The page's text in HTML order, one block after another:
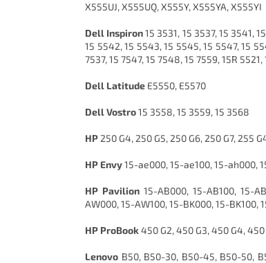
X555UJ, X555UQ, X555Y, X555YA, X555YI
Dell Inspiron15 3531, 15 3537, 15 3541,
15 5542, 15 5543, 15 5545, 15 5547, 15
7537, 15 7547, 15 7548, 15 7559, 15R 5521,
Dell Latitude E5550, E5570
Dell Vostro15 3558, 15 3559, 15 3568
HP 250 G4, 250 G5, 250 G6, 250 G7, 255
HP Envy15-ae000, 15-ae100, 15-ah000,
HP Pavilion 15-AB000, 15-AB100, 15-
AW000, 15-AW100, 15-BK000, 15-BK100,
HP ProBook450 G2, 450 G3, 450 G4, 450
Lenovo B50, B50-30, B50-45, B50-50,